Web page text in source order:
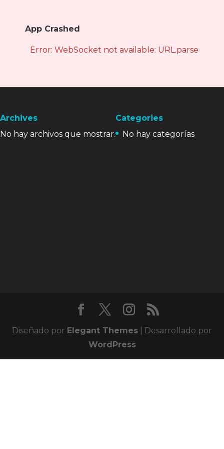
App Crashed
Error: WebSocket not available: URL.parse is
Archives
No hay archivos que mostrar.
Categories
No hay categorías
Diseñado por Elegant Themes | Desarrollado por
WordPress